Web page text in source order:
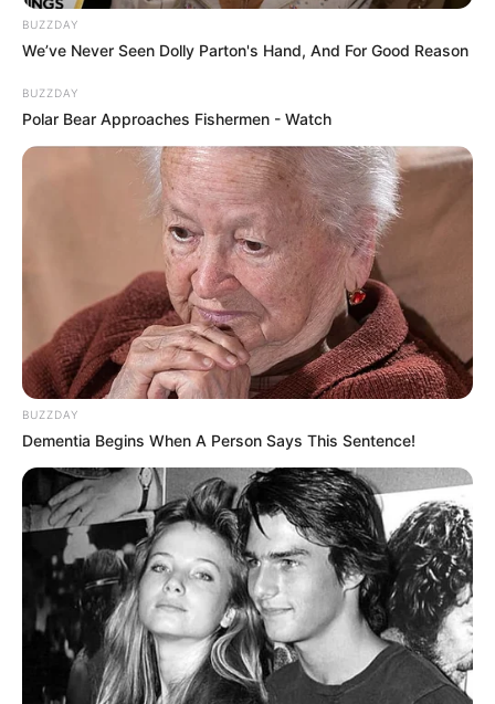
BUZZDAY
We’ve Never Seen Dolly Parton's Hand, And For Good Reason
BUZZDAY
Polar Bear Approaches Fishermen - Watch
BUZZDAY
Dementia Begins When A Person Says This Sentence!